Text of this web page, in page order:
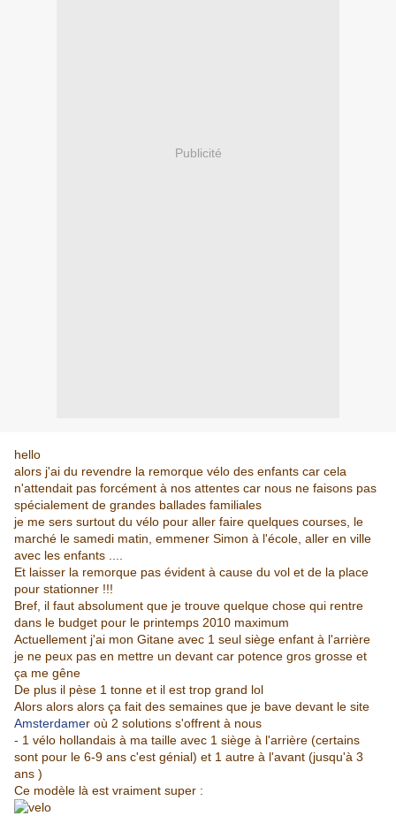
Publicité
hello
alors j'ai du revendre la remorque vélo des enfants car cela
n'attendait pas forcément à nos attentes car nous ne faisons pas
spécialement de grandes ballades familiales
je me sers surtout du vélo pour aller faire quelques courses, le
marché le samedi matin, emmener Simon à l'école, aller en ville
avec les enfants ....
Et laisser la remorque pas évident à cause du vol et de la place
pour stationner !!!
Bref, il faut absolument que je trouve quelque chose qui rentre
dans le budget pour le printemps 2010 maximum
Actuellement j'ai mon Gitane avec 1 seul siège enfant à l'arrière
je ne peux pas en mettre un devant car potence gros grosse et
ça me gêne
De plus il pèse 1 tonne et il est trop grand lol
Alors alors alors ça fait des semaines que je bave devant le site
Amsterdamer où 2 solutions s'offrent à nous
- 1 vélo hollandais à ma taille avec 1 siège à l'arrière (certains
sont pour le 6-9 ans c'est génial) et 1 autre à l'avant (jusqu'à 3
ans )
Ce modèle là est vraiment super :